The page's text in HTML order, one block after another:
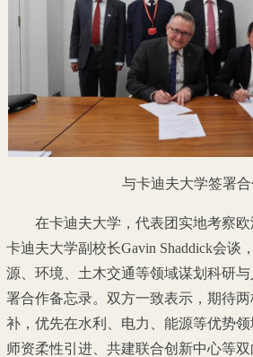
与卡迪夫大学签署
在卡迪夫大学，代表团实地考察
卡迪夫大学副校长Gavin Shaddick会谈
源、环境、土木交通等领域谋划科研
署合作备忘录。双方一致表示，期待
补，优先在水利、电力、能源等优势领
师资柔性引进、共建联合创新中心等